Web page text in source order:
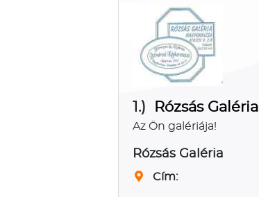
1.) Rózsás Galéria
Az Ön galériája!
Rózsás Galéria
Cím: